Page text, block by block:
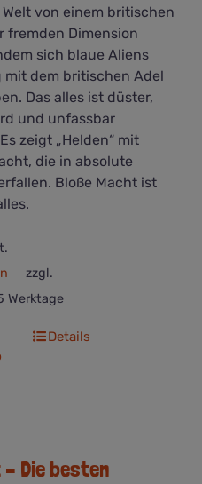
von einem britischen
fremden Dimension
sich blaue Aliens
dem britischen Adel
Das alles ist düster,
und unfassbar
zeigt „Helden“ mit
die in absolute
Bloße Macht ist
zzgl.
Werktage
Details
Die besten